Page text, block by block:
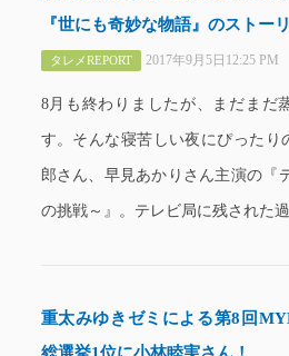
『世にも奇妙な物語』のストー
タレメREPORT 2017年9月5日12:25 PM
8月も終わりましたが、まだまだ
す。そんな寝苦しい夜にぴったり
郎さん、早見あかりさん主演の『
の挑戦～』。テレビ局に残された
重太みゆきゼミによる第8回